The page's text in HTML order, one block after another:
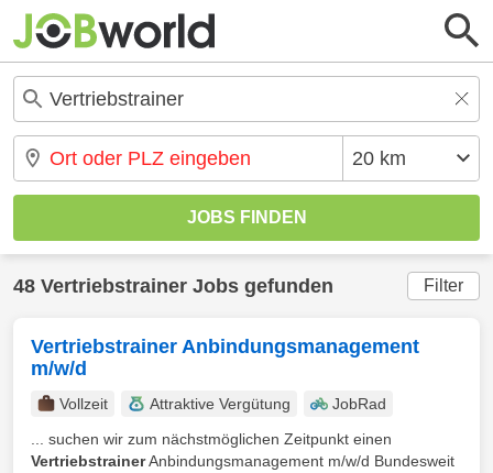
48 Vertriebstrainer Jobs gefunden Filter
Vertriebstrainer Anbindungsmanagement
m/w/d
Vollzeit Attraktive Vergütung
JobRad
... suchen wir zum nächstmöglichen Zeitpunkt einen
VertriebstrainerAnbindungsmanagement m/w/d Bundesweit